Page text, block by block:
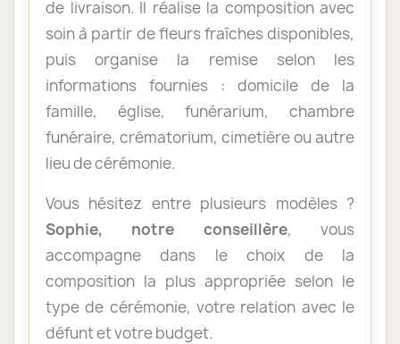
de livraison. Il réalise la composition avec
soin à partir de fleurs fraîches disponibles,
puis organise la remise selon les
informations fournies : domicile de la
famille, église, funérarium, chambre
funéraire, crématorium, cimetière ou autre
lieu de cérémonie.
Vous hésitez entre plusieurs modèles ?
Sophie, notre conseillère, vous
accompagne dans le choix de la
composition la plus appropriée selon le
type de cérémonie, votre relation avec le
défunt et votre budget.